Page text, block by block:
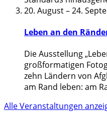
20. August–24.
Leben an den
Die Ausstellung
großformatigen
zehn Ländern von
am Rand leben: am
Alle Veranstaltungen